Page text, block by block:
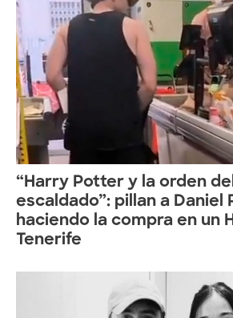
“Harry Potter y la orden
escaldado”: pillan a Daniel
haciendo la compra en un
Tenerife